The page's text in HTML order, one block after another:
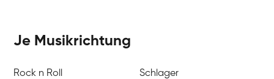
Je Musikrichtung
Rock n Roll
Schlager